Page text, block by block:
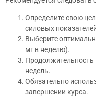
Определите свою
силовых
Выберите
мг в неделю).
Продолжительность
недель.
Обязательно
завершении курса.